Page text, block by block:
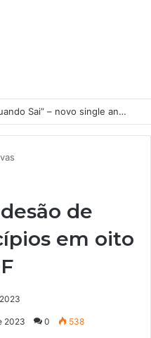
Natura Musical apresenta “Quando Sai” – novo single antecipa estreia do primeiro álbum solo de Elisa Maia
de
em oito
2023 0 538